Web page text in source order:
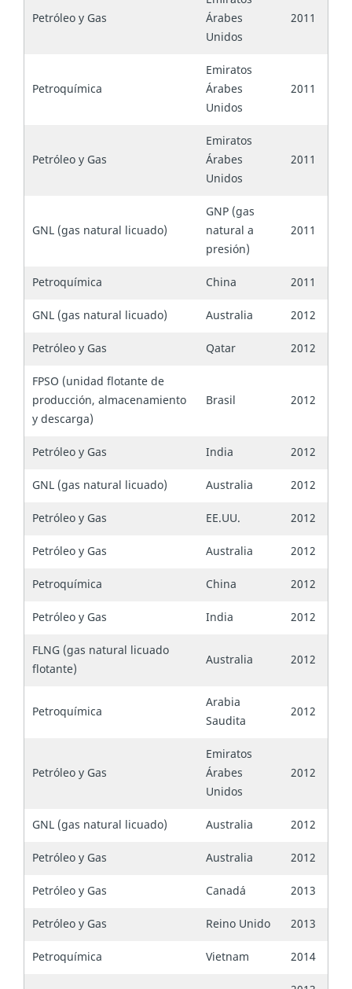
Petróleo y Gas
Árabes
Unidos
2011
Petroquímica
Emiratos
Árabes
Unidos
2011
Petróleo y Gas
Emiratos
Árabes
Unidos
2011
GNL (gas natural licuado)
GNP (gas
natural a
presión)
2011
Petroquímica China
2011
GNL (gas natural licuado)
Australia
2012
Petróleo y Gas
Qatar
2012
FPSO (unidad flotante de
producción, almacenamiento
y descarga)
Brasil 2012
Petróleo y Gas India
2012
GNL (gas natural licuado)
Australia
2012
Petróleo y Gas
EE.UU.
2012
Petróleo y Gas
Australia
2012
Petroquímica
China
2012
Petróleo y Gas
India
2012
FLNG (gas natural licuado
flotante)
Australia 2012
Petroquímica
Arabia
Saudita
2012
Petróleo y Gas
Emiratos
Árabes
Unidos
2012
GNL (gas natural licuado) Australia
2012
Petróleo y Gas
Australia
2012
Petróleo y Gas
Canadá
2013
Petróleo y Gas
Reino Unido
2013
Petroquímica
Vietnam
2014